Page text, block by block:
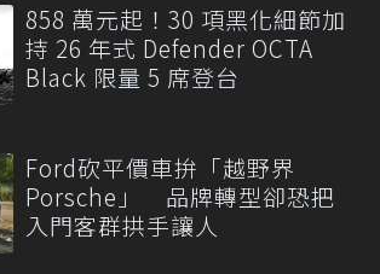
858 萬元起！30 項黑化細節加
持 26 年式 Defender OCTA
Black 限量 5 席登台
Ford砍平價車拚「越野界
Porsche」 品牌轉型卻恐把
入門客群拱手讓人